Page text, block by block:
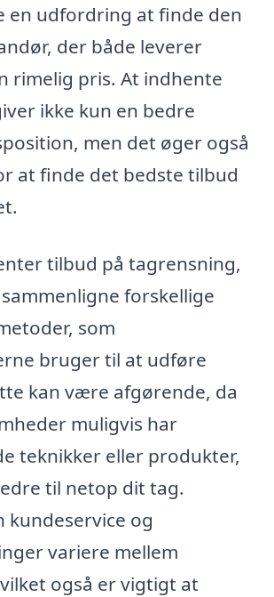
en udfordring at finde den
der både leverer
rimelig pris. At indhente
ikke kun en bedre
men det øger også
at finde det bedste tilbud
tilbud på tagrensning,
forskellige
som
bruger til at udføre
kan være afgørende, da
muligvis har
teknikker eller produkter,
til netop dit tag.
kundeservice og
variere mellem
også er vigtigt at